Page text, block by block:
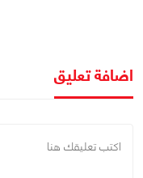
اضافة تعليق